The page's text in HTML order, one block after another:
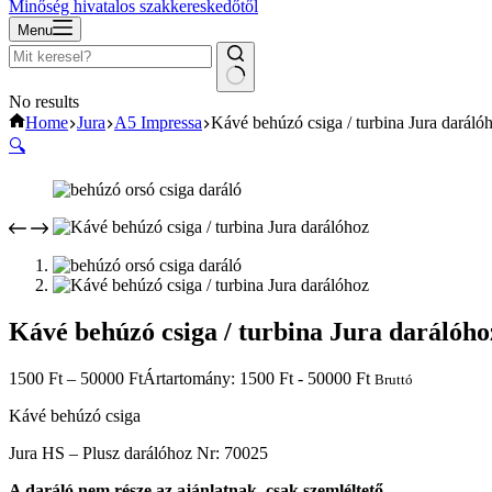
Minőség hivatalos szakkereskedőtől
Menu
No results
Home Jura A5 Impressa Kávé behúzó csiga / turbina Jura
🔍
Kávé behúzó csiga / turbina Jura
1500 Ft – 50000 FtÁrtartomány: 1500 Ft - 50000 Ft Bruttó
Kávé behúzó csiga
Jura HS – Plusz darálóhoz Nr: 70025